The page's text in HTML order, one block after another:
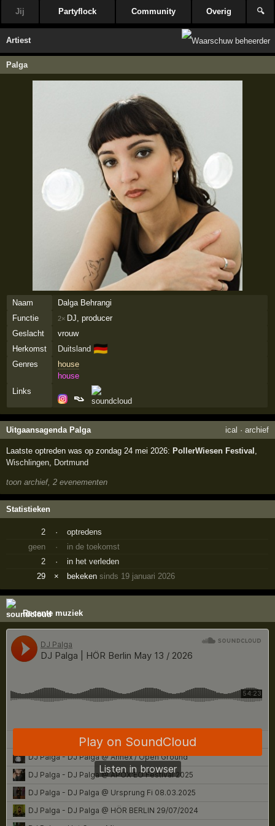
Jij Partyflock Community Overig 🔍
Artiest
Palga
Naam
Dalga Behrangi
Functie
2× DJ, producer
Geslacht
vrouw
Herkomst
Duitsland 🇩🇪
Genres
house
house
Links
Uitgaansagenda Palga ical · archief
Laatste optreden was op zondag 24 mei 2026: PollerWiesen Festival
Wischlingen
Dortmund
toon archief, 2 evenementen
Statistieken
2 ·
optredens
geen
·
in de toekomst
2
·
in het verleden
29
× bekekensinds 19 januari 2026
Recente muziek